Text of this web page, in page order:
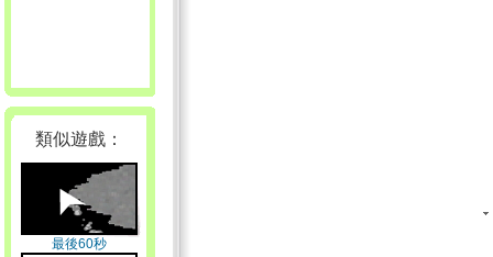
類似遊戲：
最後60秒